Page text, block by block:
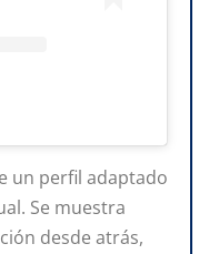
un perfil adaptado
Se muestra
desde atrás,